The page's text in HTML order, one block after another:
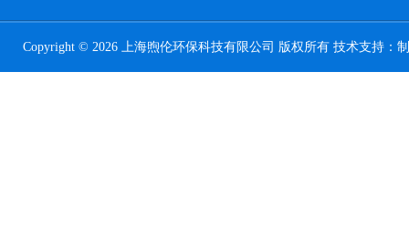
Copyright © 2026 上海煦伦环保科技有限公司 版权所有 技术支持：